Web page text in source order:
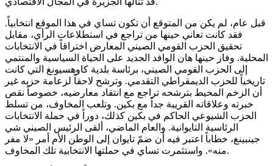
قبل عام، لم يكن من المتوقع أن تكون تساي في هذا الموقع انتخابياً.
فقد كانت تعاني حينها من تراجع في استطلاعات الرأي، مقابل
تحقيق الحزب القومي الصيني المعارض اختراقاً في الانتخابات
المحلية. وفاز حينها هان الوافد الجديد على الحياة السياسية والمنتمي
إلى الحزب القومي الصيني، برئاسة بلدية كاوهسيونغ التي كانت
تاريخياً للحزب الديمقراطي التقدمي. وترشح لاحقاً لزعامة حزبه غير
أن الزخم المحيط بترشحه تراجع مع انتقاد معارضيه، خصوصاً نقص
خبرته وعلاقاته القريبة جداً مع بكين. وتلعب المخاوف، من تسلط
الحزب الشيوعي الحاكم في بكين كذلك، دوراً في حملة الانتخابات
الرئاسية التايوانية. والعام الماضي، ألقى الرئيس الصيني شي
جينبينغ، خطاباً اعتبر فيه أن ضمّ تايوان إلى الوطن الأم أمر «لا مفر
منه». واستثمرت تساي في حملتها الانتخابية تلك المخاوف.